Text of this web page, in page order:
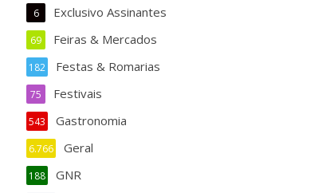
Exclusivo Assinantes
6
Feiras & Mercados
69
Festas & Romarias
182
Festivais
75
Gastronomia
543
Geral
6.766
GNR
188